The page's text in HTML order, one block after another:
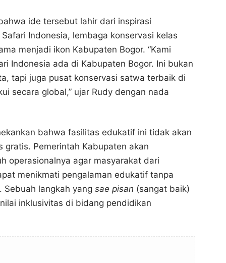
ide tersebut lahir dari inspirasi
Indonesia, lembaga konservasi kelas
menjadi ikon Kabupaten Bogor. “Kami
Indonesia ada di Kabupaten Bogor. Ini bukan
tapi juga pusat konservasi satwa terbaik di
secara global,” ujar Rudy dengan nada
bahwa fasilitas edukatif ini tidak akan
gratis. Pemerintah Kabupaten akan
operasionalnya agar masyarakat dari
menikmati pengalaman edukatif tanpa
Sebuah langkah yang sae pisan (sangat baik)
inklusivitas di bidang pendidikan